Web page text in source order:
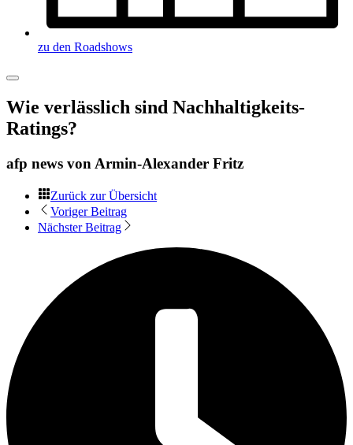
zu den Roadshows
Wie verlässlich sind Nachhaltigkeits-
Ratings?
afp news von Armin-Alexander Fritz
Zurück zur Übersicht
Voriger Beitrag
Nächster Beitrag